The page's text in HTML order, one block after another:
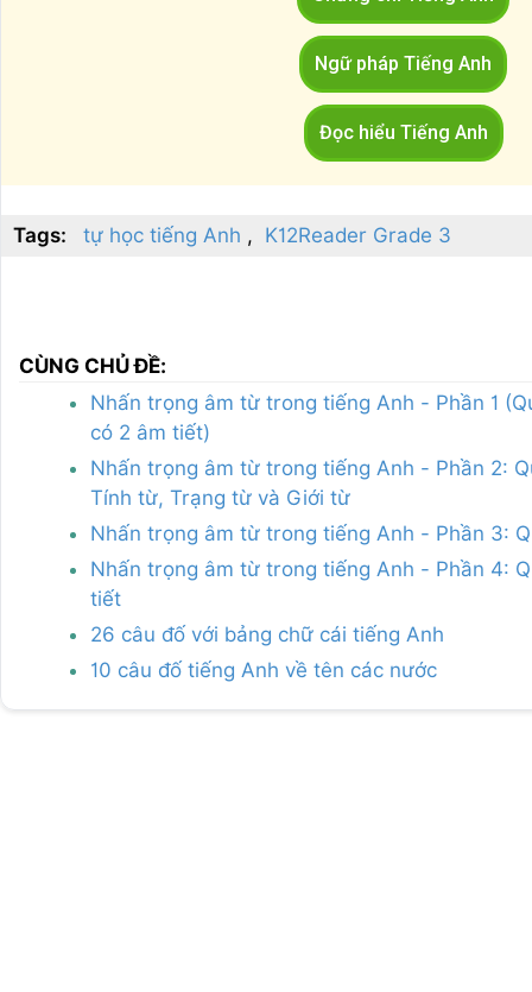
Ngữ pháp Tiếng Anh
Đọc hiểu Tiếng Anh
Tags: tự học tiếng Anh K12Reader Grade 3
CÙNG CHỦ ĐỀ:
Nhấn trọng âm từ trong tiếng Anh - Phần 1
có 2 âm tiết)
Nhấn trọng âm từ trong tiếng Anh - Phần 2:
Tính từ, Trạng từ và Giới từ
Nhấn trọng âm từ trong tiếng Anh - Phần 3:
Nhấn trọng âm từ trong tiếng Anh - Phần 4:
tiết
26 câu đố với bảng chữ cái tiếng Anh
10 câu đố tiếng Anh về tên các nước